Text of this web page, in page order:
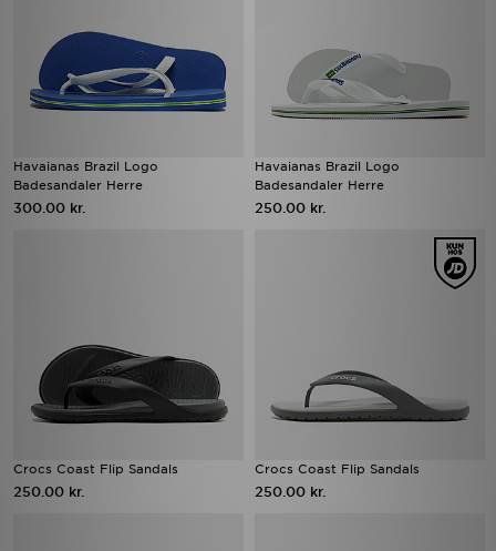
Havaianas Brazil Logo
Badesandaler Herre
300.00 kr.
Havaianas Brazil Logo
Badesandaler Herre
250.00 kr.
Crocs Coast Flip Sandals
250.00 kr.
Crocs Coast Flip Sandals
250.00 kr.